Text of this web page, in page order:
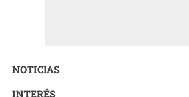
NOTICIAS
INTERÉS